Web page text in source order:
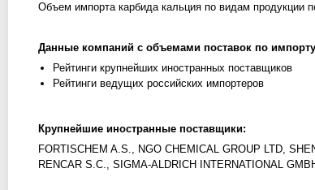
Объем импорта карбида кальция по видам продукции
Данные компаний с объемами поставок по
Рейтинги крупнейших иностранных поставщиков
Рейтинги ведущих российских импортеров
Крупнейшие иностранные поставщики:
FORTISCHEM A.S., NGO CHEMICAL GROUP LTD,
RENCAR S.C., SIGMA-ALDRICH INTERNATIONAL